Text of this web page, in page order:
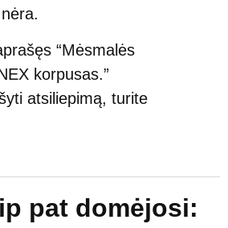
“Mėsmalės
korpusas.”
atsiliepimą, turite
pat domėjosi: